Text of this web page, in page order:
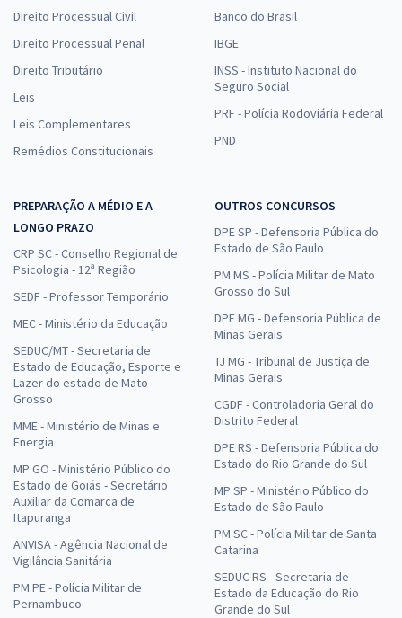
Direito Processual Civil
Direito Processual Penal
Direito Tributário
Leis
Leis Complementares
Remédios Constitucionais
Banco do Brasil
IBGE
INSS - Instituto Nacional do
Seguro Social
PRF - Polícia Rodoviária Federal
PND
PREPARAÇÃO A MÉDIO E A
LONGO PRAZO
CRP SC - Conselho Regional de
Psicologia - 12ª Região
SEDF - Professor Temporário
MEC - Ministério da Educação
SEDUC/MT - Secretaria de
Estado de Educação, Esporte e
Lazer do estado de Mato
Grosso
MME - Ministério de Minas e
Energia
MP GO - Ministério Público do
Estado de Goiás - Secretário
Auxiliar da Comarca de
Itapuranga
ANVISA - Agência Nacional de
Vigilância Sanitária
PM PE - Polícia Militar de
Pernambuco
OUTROS CONCURSOS
DPE SP - Defensoria Pública do
Estado de São Paulo
PM MS - Polícia Militar de Mato
Grosso do Sul
DPE MG - Defensoria Pública de
Minas Gerais
TJ MG - Tribunal de Justiça de
Minas Gerais
CGDF - Controladoria Geral do
Distrito Federal
DPE RS - Defensoria Pública do
Estado do Rio Grande do Sul
MP SP - Ministério Público do
Estado de São Paulo
PM SC - Polícia Militar de Santa
Catarina
SEDUC RS - Secretaria de
Estado da Educação do Rio
Grande do Sul